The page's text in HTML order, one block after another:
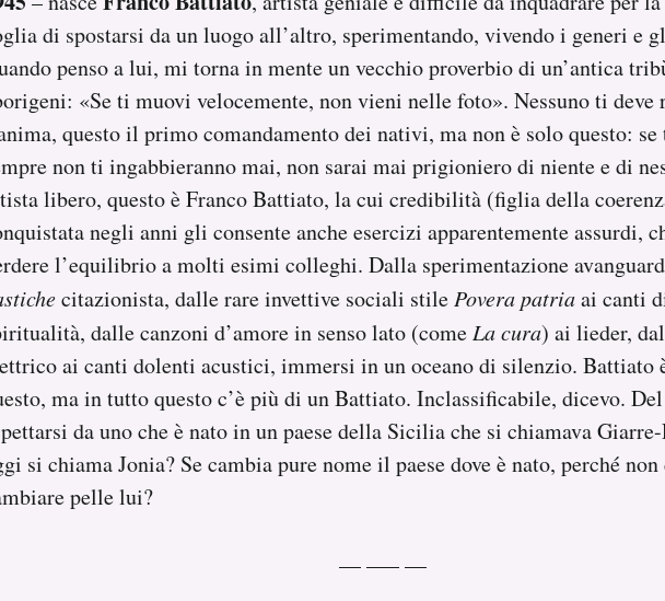
di spostarsi da un luogo all’altro, sperimentando, vivendo i generi e
penso a lui, mi torna in mente un vecchio proverbio di un’antica
«Se ti muovi velocemente, non vieni nelle foto». Nessuno ti deve
questo il primo comandamento dei nativi, ma non è solo questo:
non ti ingabbieranno mai, non sarai mai prigioniero di niente e di
libero, questo è Franco Battiato, la cui credibilità (figlia della
negli anni gli consente anche esercizi apparentemente assurdi,
l’equilibrio a molti esimi colleghi. Dalla sperimentazione
citazionista, dalle rare invettive sociali stile Povera patriaai canti
dalle canzoni d’amore in senso lato (come La cura) ai lieder,
ai canti dolenti acustici, immersi in un oceano di silenzio. Battiato
ma in tutto questo c’è più di un Battiato. Inclassificabile, dicevo.
da uno che è nato in un paese della Sicilia che si chiamava
si chiama Jonia? Se cambia pure nome il paese dove è nato, perché non
pelle lui?
— —– —